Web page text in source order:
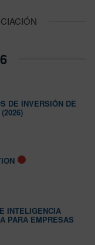
DE INVERSIÓN DE
INTELIGENCIA
PARA EMPRESAS